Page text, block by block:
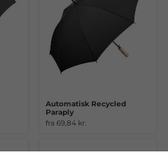
Automatisk Recycled
Paraply
fra 69,84 kr.